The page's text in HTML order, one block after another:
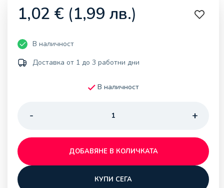
1,02 € (1,99 лв.)
В наличност
Доставка от 1 до 3 работни дни
В наличност
ДОБАВЯНЕ В КОЛИЧКАТА
КУПИ СЕГА